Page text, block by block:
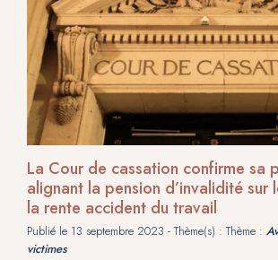
La Cour de cassation confirme sa
alignant la pension d’invalidité sur
la rente accident du travail
Publié le 13 septembre 2023 - Thème(s) : Thème :
victimes